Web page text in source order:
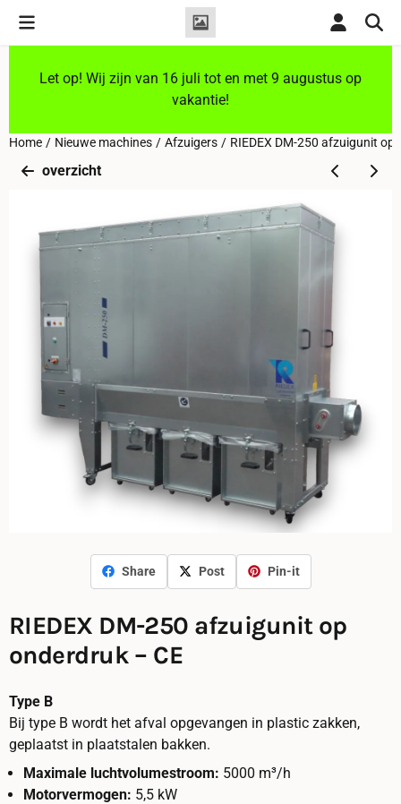
Cookievoorkeuren zijn momenteel gesloten.
Let op! Wij zijn van 16 juli tot en met 9 augustus op
vakantie!
Home / Nieuwe machines / Afzuigers / RIEDEX DM-250 afzuigunit op
overzicht
Share Post Pin-it
RIEDEX DM-250 afzuigunit op
onderdruk – CE
Type B
Bij type B wordt het afval opgevangen in plastic zakken,
geplaatst in plaatstalen bakken.
Maximale luchtvolumestroom: 5000 m³/h
Motorvermogen: 5,5 kW